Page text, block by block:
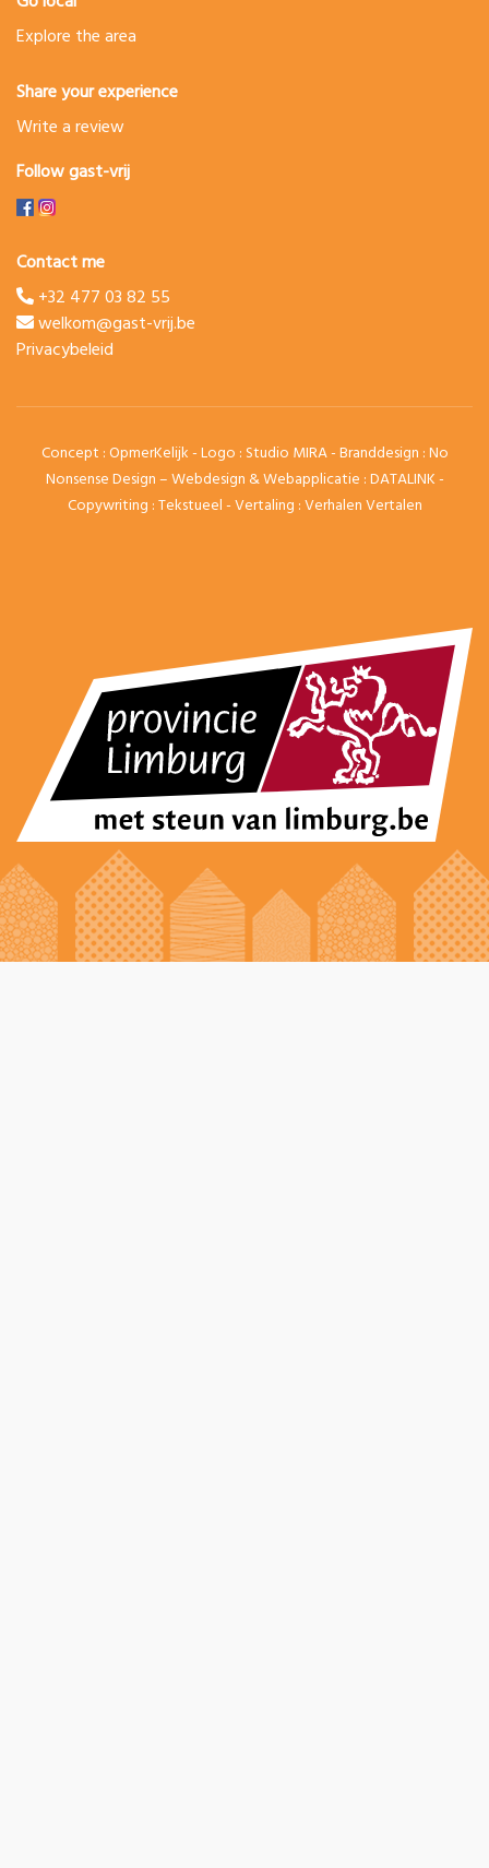
Explore the area
Share your experience
Write a review
Follow gast-vrij
Contact me
+32 477 03 82 55
welkom@gast-vrij.be
Privacybeleid
Concept :OpmerKelijk- Logo : Studio MIRA- Branddesign :No
Nonsense Design– Webdesign & Webapplicatie :DATALINK-
Copywriting :Tekstueel- Vertaling :Verhalen Vertalen